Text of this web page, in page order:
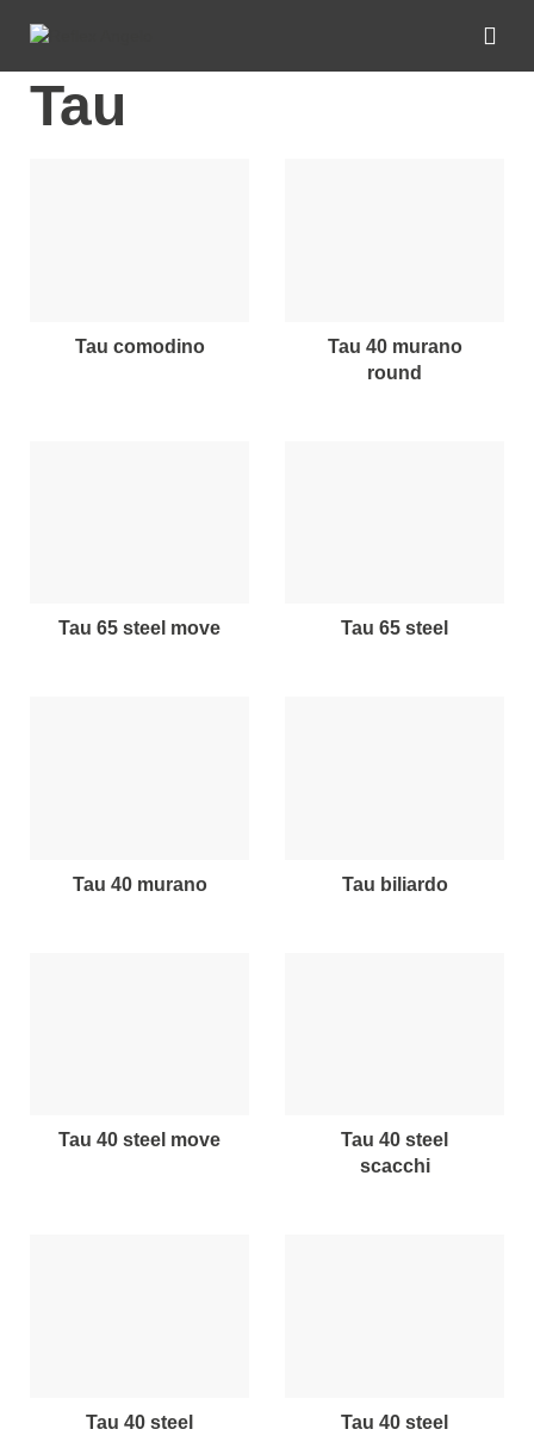
Tau
tau comodino
tau 40 murano
round
tau 65 steel move tau 65 steel
tau 40 murano tau biliardo
tau 40 steel move
tau 40 steel
scacchi
tau 40 steel tau 40 steel